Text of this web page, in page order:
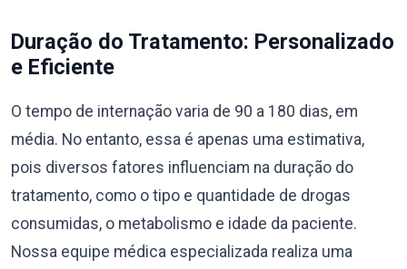
Duração do Tratamento: Personalizado
e Eficiente
O tempo de internação varia de 90 a 180 dias, em
média. No entanto, essa é apenas uma estimativa,
pois diversos fatores influenciam na duração do
tratamento, como o tipo e quantidade de drogas
consumidas, o metabolismo e idade da paciente.
Nossa equipe médica especializada realiza uma